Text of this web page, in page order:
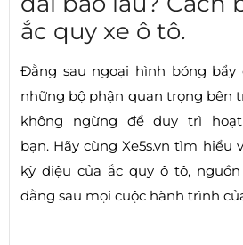
ắc quy xe ô tô.
Đằng sau ngoại hình bóng bẩy
những bộ phận quan trọng bên
không ngừng để duy trì
bạn. Hãy cùng Xe5s.vn tìm hiểu
kỳ diệu của ắc quy ô tô,
đằng sau mọi cuộc hành trình